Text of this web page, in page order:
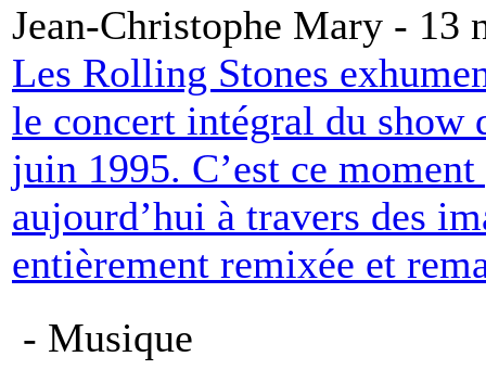
Jean-Christophe Mary - 13
Les Rolling Stones
le concert intégral du show
juin 1995. C’est ce
aujourd’hui à travers des
entièrement remixée et
- Musique